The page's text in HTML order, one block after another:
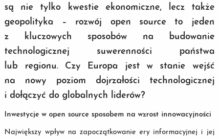
są nie tylko kwestie ekonomiczne, lecz także
geopolityka – rozwój open source to jeden
z kluczowych sposobów na budowanie
technologicznej suwerenności państwa
lub regionu. Czy Europa jest w stanie wejść
na nowy poziom dojrzałości technologicznej
i dołączyć do globalnych liderów?
Inwestycje w open source sposobem na wzrost innowacyjności
Największy wpływ na zapoczątkowanie ery informacyjnej i jej